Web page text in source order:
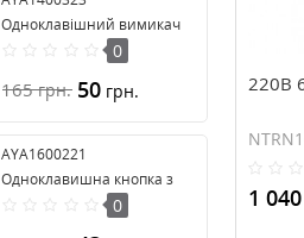
Одноклавішний вимикач
16А серія Anya 0
165грн. 50 грн.
AYA1600221
Одноклавишна кнопка з
підсвічуванням серії Anya
0
220В
1 040